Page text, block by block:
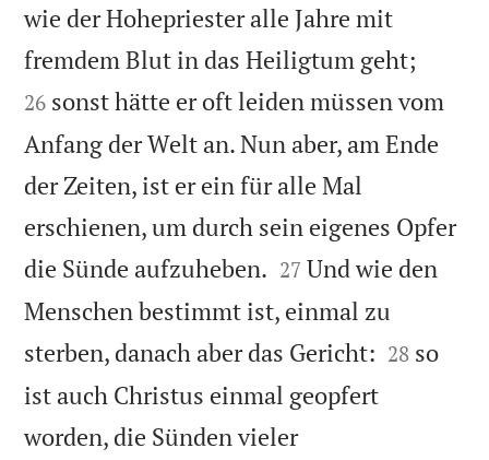
wie der Hohepriester alle Jahre mit
fremdem Blut in das Heiligtum geht;
26 sonst hätte er oft leiden müssen vom
Anfang der Welt an. Nun aber, am Ende
der Zeiten, ist er ein für alle Mal
erschienen, um durch sein eigenes Opfer
die Sünde aufzuheben. 

27 Und wie den
Menschen bestimmt ist, einmal zu
sterben, danach aber das Gericht: 

28 so
ist auch Christus einmal geopfert
worden, die Sünden vieler